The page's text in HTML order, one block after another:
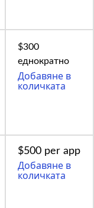
$300
еднократно
Добавяне в
количката
$500 per app
Добавяне в
количката